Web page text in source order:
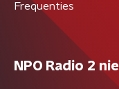
Frequenties
NPO Radio 2